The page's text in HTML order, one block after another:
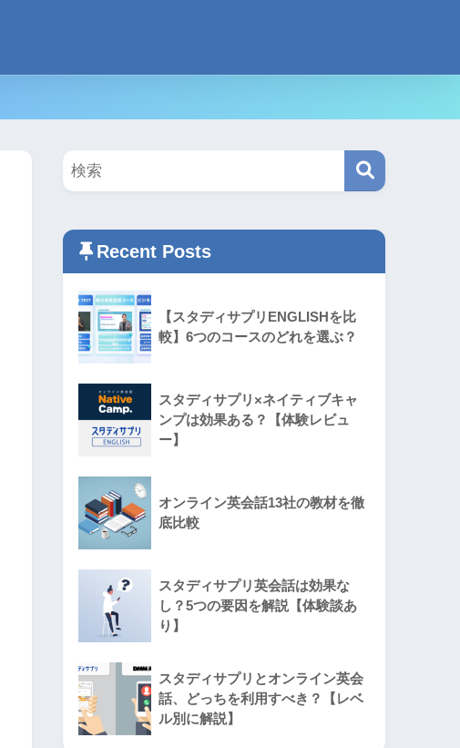
Recent Posts
【スタディサプリENGLISHを比
較】6つのコースのどれを選ぶ？
スタディサプリ×ネイティブキャ
ンプは効果ある？【体験レビュ
ー】
オンライン英会話13社の教材を徹
底比較
スタディサプリ英会話は効果な
し？5つの要因を解説【体験談あ
り】
スタディサプリとオンライン英会
話、どっちを利用すべき？【レベ
ル別に解説】